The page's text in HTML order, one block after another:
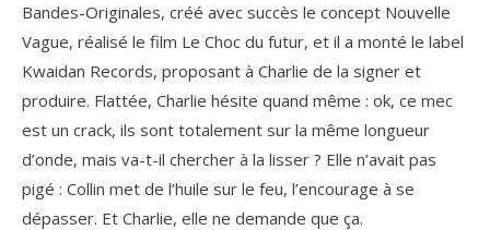
Bandes-Originales, créé avec succès le concept Nouvelle
Vague, réalisé le film Le Choc du futur, et il a monté le label
Kwaidan Records, proposant à Charlie de la signer et
produire. Flattée, Charlie hésite quand même : ok, ce mec
est un crack, ils sont totalement sur la même longueur
d’onde, mais va-t-il chercher à la lisser ? Elle n’avait pas
pigé : Collin met de l’huile sur le feu, l’encourage à se
dépasser. Et Charlie, elle ne demande que ça.